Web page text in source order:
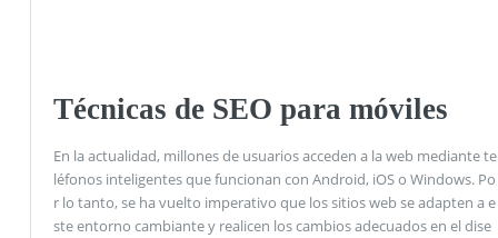
Técnicas de SEO para móviles
En la actualidad, millones de usuarios acceden a la web mediante te
léfonos inteligentes que funcionan con Android, iOS o Windows. Po
r lo tanto, se ha vuelto imperativo que los sitios web se adapten a e
ste entorno cambiante y realicen los cambios adecuados en el dise